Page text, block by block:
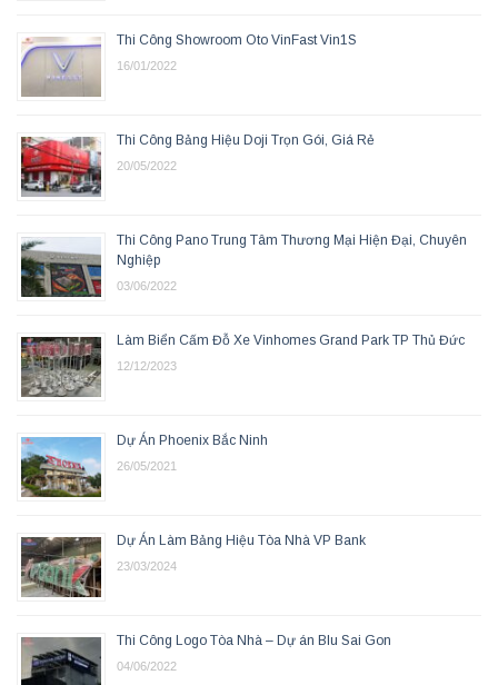
Thi Công Showroom Oto VinFast Vin1S
16/01/2022
Thi Công Bảng Hiệu Doji Trọn Gói, Giá Rẻ
20/05/2022
Thi Công Pano Trung Tâm Thương Mại Hiện Đại, Chuyên
Nghiệp
03/06/2022
Làm Biển Cấm Đỗ Xe Vinhomes Grand Park TP Thủ Đức
12/12/2023
Dự Án Phoenix Bắc Ninh
26/05/2021
Dự Án Làm Bảng Hiệu Tòa Nhà VP Bank
23/03/2024
Thi Công Logo Tòa Nhà – Dự án Blu Sai Gon
04/06/2022